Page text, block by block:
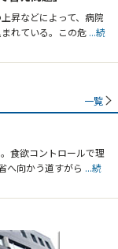
昇などによって、病院
れている。この危 ...続
一覧
食欲コントロールで理
へ向かう道すがら ...続